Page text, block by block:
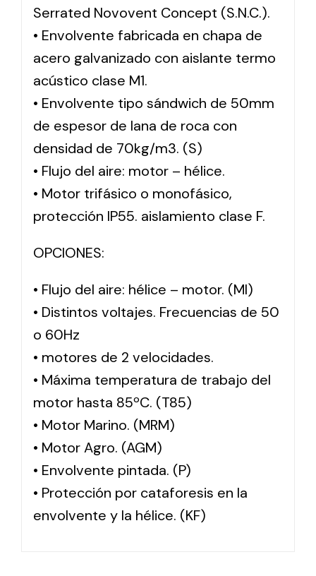
Serrated Novovent Concept (S.N.C.).
• Envolvente fabricada en chapa de
acero galvanizado con aislante termo
acústico clase M1.
• Envolvente tipo sándwich de 50mm
de espesor de lana de roca con
densidad de 70kg/m3. (S)
• Flujo del aire: motor – hélice.
• Motor trifásico o monofásico,
protección IP55. aislamiento clase F.
OPCIONES:
• Flujo del aire: hélice – motor. (MI)
• Distintos voltajes. Frecuencias de 50
o 60Hz
• motores de 2 velocidades.
• Máxima temperatura de trabajo del
motor hasta 85ºC. (T85)
• Motor Marino. (MRM)
• Motor Agro. (AGM)
• Envolvente pintada. (P)
• Protección por cataforesis en la
envolvente y la hélice. (KF)